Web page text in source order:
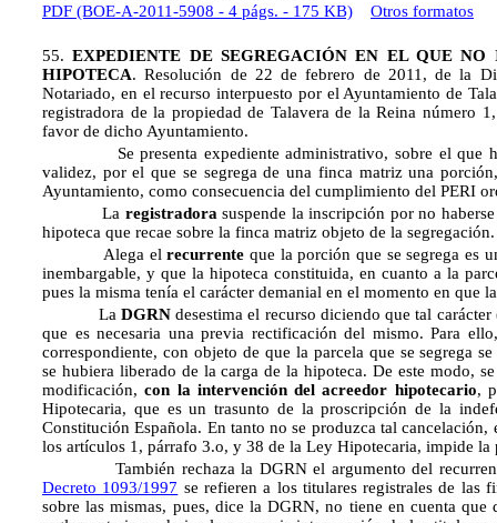
PDF (BOE-A-2011-5908 - 4 págs. - 175 KB)
Otros formatos
55.EXPEDIENTE DE SEGREGACIÓN EN EL QUE
HIPOTECA. Resolución de 22 de febrero de 2011, de la
Notariado, en el recurso interpuesto por el Ayuntamiento de
registradora de la propiedad de Talavera de la Reina número
favor de dicho Ayuntamiento.
Se presenta expediente administrativo, sobre el que ha
validez, por el que se segrega de una finca matriz una
Ayuntamiento, como consecuencia del cumplimiento del PERI
La registradorasuspende la inscripción por no
hipoteca que recae sobre la finca matriz objeto de la segregación.
Alega elrecurrente que la porción que se segrega es
inembargable, y que la hipoteca constituida, en cuanto a la
pues la misma tenía el carácter demanial en el momento en que
La DGRNdesestima el recurso diciendo que tal
que es necesaria una previa rectificación del mismo. Para
correspondiente, con objeto de que la parcela que se segrega
se hubiera liberado de la carga de la hipoteca. De este modo,
modificación,con la intervención del acreedor hipotecario,
Hipotecaria, que es un trasunto de la proscripción de la
Constitución Española. En tanto no se produzca tal
los artículos 1, párrafo 3.o, y 38 de la Ley Hipotecaria, impide la
También rechaza la DGRN el argumento del
Decreto 1093/1997 se refieren a los titulares registrales de las
sobre las mismas, pues, dice la DGRN, no tiene en cuenta